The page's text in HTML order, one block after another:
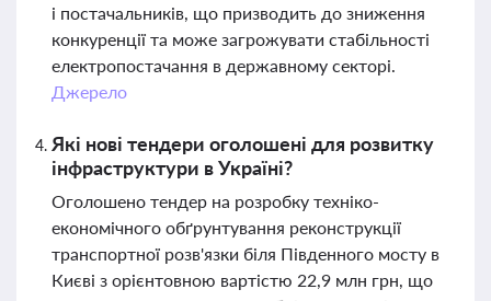
і постачальників, що призводить до зниження
конкуренції та може загрожувати стабільності
електропостачання в державному секторі.
Джерело
Які нові тендери оголошені для розвитку
інфраструктури в Україні?
Оголошено тендер на розробку техніко-
економічного обґрунтування реконструкції
транспортної розв'язки біля Південного мосту в
Києві з орієнтовною вартістю 22,9 млн грн, що